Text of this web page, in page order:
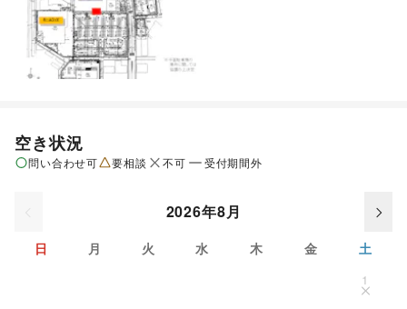
空き状況
問い合わせ可 要相談 不可 受付期間外
2026年8月
日 月 火 水 木 金 土
1